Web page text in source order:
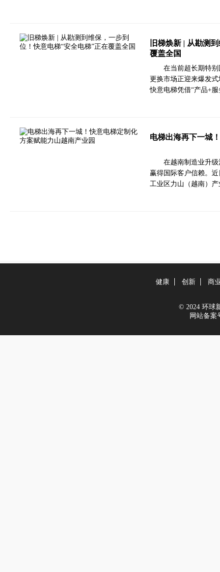
旧梯焕新 | 从勘测
覆盖全国
在当前超长期特
更换市场正迎来爆发
快意电梯凭借“产品+
电梯出海再下一城
在越南制造业升
赢得国际客户信赖。
工业区力山（越南）
健康 创新 商
© 2024 环球
网站备案